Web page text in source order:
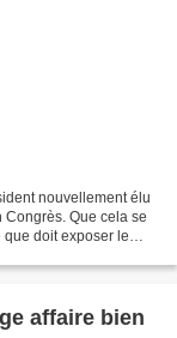
nouvellement élu
Que cela se
doit exposer le
affaire bien